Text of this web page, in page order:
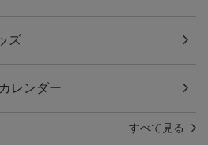
ズ
レンダー
すべて見る